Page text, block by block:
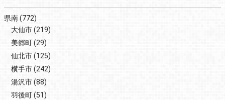
県南(772)
大仙市(219)
美郷町(29)
仙北市(125)
横手市(242)
湯沢市(88)
羽後町(51)